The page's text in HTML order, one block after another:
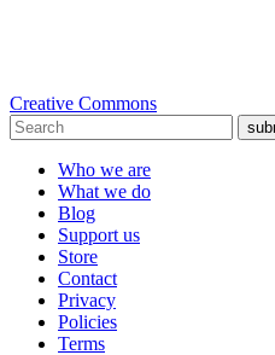
Creative Commons
Who we are
What we do
Blog
Support us
Store
Contact
Privacy
Policies
Terms